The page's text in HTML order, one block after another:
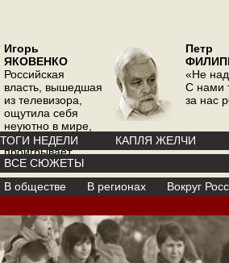
Игорь
ЯКОВЕНКО
Российская
власть, вышедшая
из телевизора,
ощутила себя
неуютно в мире,
где телевизор
проигрывает
интернету
Петр
«Не
С нами
за нас
НЕДЕЛИ КАПЛЯ ЖЕЛЧИ
ВСЕ СЮЖЕТЫ
В обществе В регионах Вокруг